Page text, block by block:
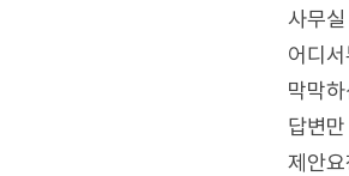
사무실
어디
막막
답변
제안